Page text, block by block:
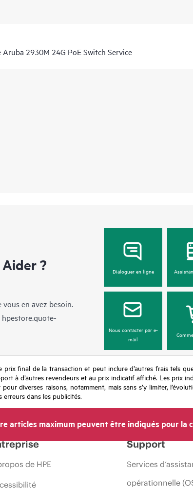
2930M 24G PoE Switch Service
?
en avez besoin.
hpestore.quote-
Dialoguer en ligne
Nous contacter par e-
mail
final de la transaction et peut inclure d’autres frais tels
à d’autres revendeurs et au prix indicatif affiché. Les prix
diverses raisons, notamment, mais sans s’y limiter,
dans les publicités.
articles maximum peuvent être indiqués pour la
de HPE
Support
Services
opérationnelle